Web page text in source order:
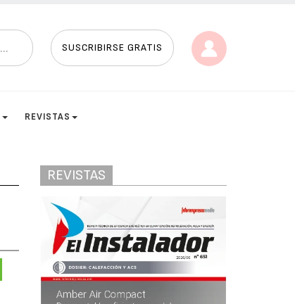
SUSCRIBIRSE GRATIS
REVISTAS
REVISTAS